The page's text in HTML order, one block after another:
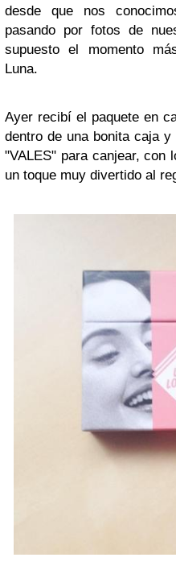
desde que nos
pasando por fotos de
supuesto el momento
Luna.
Ayer recibí el paquete en
dentro de una bonita caja
"VALES" para canjear, con
un toque muy divertido al